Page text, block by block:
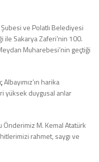
ve Polatlı Belediyesi
ile Sakarya Zaferi’nin 100.
Muharebesi’nin geçtiği
harika
yüksek duygusal anlar
Önderimiz M. Kemal Atatürk
rahmet, saygı ve